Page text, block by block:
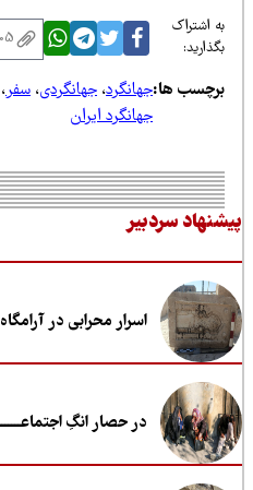
اشتراک
ها:جهانگرد،جهانگردی،سفر،
جهانگرد ایران
سردبیر
اسرار محرابی در آرامگاه
در حصار انگِ اجتماعــــــــی